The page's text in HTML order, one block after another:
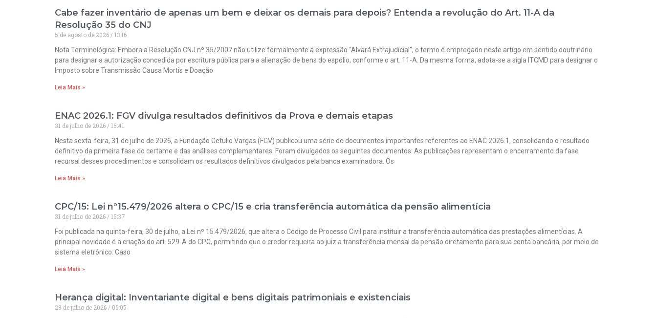
Cabe fazer inventário de apenas um bem e deixar os demais para depois? Entenda a revolução do Art. 11-A da
Resolução 35 do CNJ
5 de agosto de 2026
13:16
Nota Terminológica: Embora a Resolução CNJ nº 35/2007 não utilize formalmente a expressão “Alvará Extrajudicial”, o termo é empregado neste artigo em sentido doutrinário
para designar a autorização concedida por escritura pública para a alienação de bens do espólio, conforme o art. 11-A. Da mesma forma, adota-se a sigla ITCMD para designar o
Imposto sobre Transmissão Causa Mortis e Doação
Leia Mais »
ENAC 2026.1: FGV divulga resultados definitivos da Prova e demais etapas
31 de julho de 2026
15:41
Nesta sexta-feira, 31 de julho de 2026, a Fundação Getulio Vargas (FGV) publicou uma série de documentos importantes referentes ao ENAC 2026.1, consolidando o resultado
definitivo da primeira fase do certame e das análises complementares. Foram divulgados os seguintes documentos: As publicações representam o encerramento da fase
recursal desses procedimentos e consolidam os resultados definitivos divulgados pela banca examinadora. Os
Leia Mais »
CPC/15: Lei n°15.479/2026 altera o CPC/15 e cria transferência automática da pensão alimentícia
31 de julho de 2026
15:37
Foi publicada na quinta-feira, 30 de julho, a Lei nº 15.479/2026, que altera o Código de Processo Civil para instituir a transferência automática das prestações alimentícias. A
principal novidade é a criação do art. 529-A do CPC, permitindo que o credor requeira ao juiz a transferência mensal da pensão diretamente para sua conta bancária, por meio de
sistema eletrônico. Caso
Leia Mais »
Herança digital: Inventariante digital e bens digitais patrimoniais e existenciais
28 de julho de 2026
09:05